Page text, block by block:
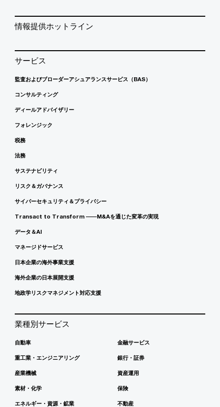
情報提供ホットライン
サービス
監査およびブローダーアシュアランスサービス（BAS）
コンサルティング
ディールアドバイザリー
フォレンジック
税務
法務
サステナビリティ
リスク＆ガバナンス
サイバーセキュリティ＆プライバシー
Transact to Transform ――M&Aを通じた変革の実現
データ＆AI
マネージドサービス
日本企業の海外事業支援
海外企業の日本展開支援
地政学リスクマネジメント対応支援
業種別サービス
自動車
重工業・エンジニアリング
産業機械
素材・化学
エネルギー・資源・鉱業
金融サービス
銀行・証券
資産運用
保険
不動産